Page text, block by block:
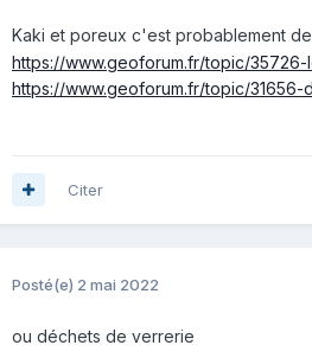
Kaki et poreux c'est probablement
https://www.geoforum.fr/topic/
https://www.geoforum.fr/topic/
Citer
Posté(e) 2 mai 2022
ou déchets de verrerie